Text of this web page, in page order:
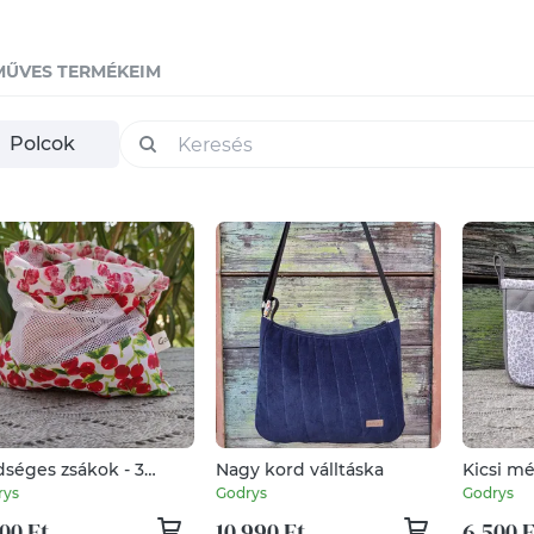
TERMÉKEIM
Polcok
zsákok - 3
szettben
Nagy kord válltáska
Godrys
Kicsi
Godrys